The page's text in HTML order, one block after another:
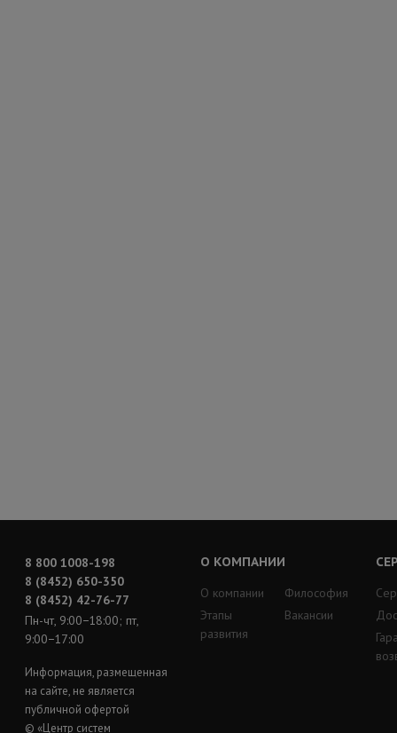
8 800 1008-198
8 (8452) 650-350
8 (8452) 42-76-77
Пн-чт, 9:00−18:00; пт,
9:00−17:00
Информация, размещенная
на сайте, не является
публичной офертой
© «Центр систем
О КОМПАНИИ
О компании
Этапы
развития
Философия
Вакансии